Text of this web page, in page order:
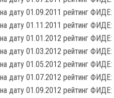
на дату 01.09.2011 рейтинг ФИДЕ:
на дату 01.11.2011 рейтинг ФИДЕ:
на дату 01.01.2012 рейтинг ФИДЕ:
на дату 01.03.2012 рейтинг ФИДЕ:
на дату 01.05.2012 рейтинг ФИДЕ:
на дату 01.07.2012 рейтинг ФИДЕ:
на дату 01.09.2012 рейтинг ФИДЕ: